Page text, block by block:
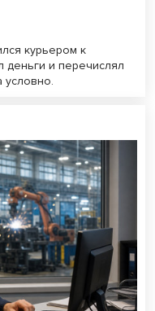
курьером к
и перечислял
условно.